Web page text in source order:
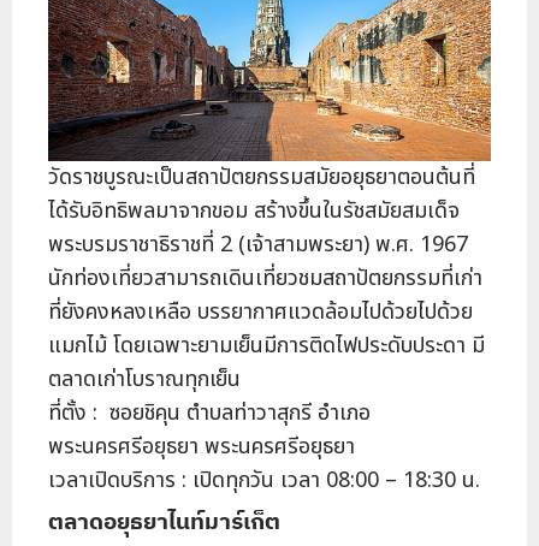
วัดราชบูรณะเป็นสถาปัตยกรรมสมัยอยุธยาตอนต้นที่
ได้รับอิทธิพลมาจากขอม สร้างขึ้นในรัชสมัยสมเด็จ
พระบรมราชาธิราชที่ 2 (เจ้าสามพระยา) พ.ศ. 1967
นักท่องเที่ยวสามารถเดินเที่ยวชมสถาปัตยกรรมที่เก่า
ที่ยังคงหลงเหลือ บรรยากาศแวดล้อมไปด้วยไปด้วย
แมกไม้ โดยเฉพาะยามเย็นมีการติดไฟประดับประดา มี
ตลาดเก่าโบราณทุกเย็น
ที่ตั้ง : ซอยชิคุน ตำบลท่าวาสุกรี อำเภอ
พระนครศรีอยุธยา พระนครศรีอยุธยา
เวลาเปิดบริการ : เปิดทุกวัน เวลา 08:00 – 18:30 น.
ตลาดอยุธยาไนท์มาร์เก็ต